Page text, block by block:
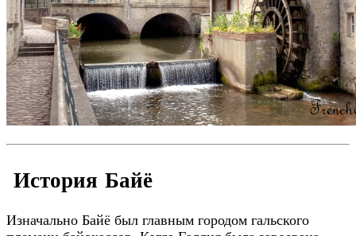
История Байё
Изначально Байё был главным городом гальского